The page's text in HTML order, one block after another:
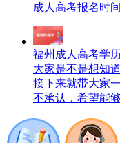
成人高考报名时
福州成人高考学
大家是不是想知
接下来就带大家
不承认，希望能